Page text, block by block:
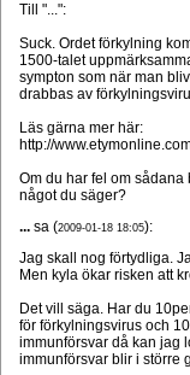
Till "...":
Suck. Ordet förkylning
1500-talet
sympton som när man
drabbas av
Läs gärna mer här:
http://
Om du har fel om
något du säger?
... sa (2009-01-18 18:05):
Jag skall nog förtydliga.
Men kyla ökar risken att
Det vill säga. Har du
för förkylningsvirus och
immunförsvar då kan jag
immunförsvar blir i större